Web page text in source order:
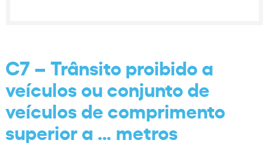
C7 – Trânsito proibido a
veículos ou conjunto de
veículos de comprimento
superior a … metros